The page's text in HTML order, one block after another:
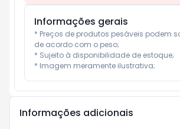
Informações gerais
* Preços de produtos pesáveis podem
de acordo com o peso;
* Sujeito à disponibilidade de estoque;
* Imagem meramente ilustrativa;
Informações adicionais